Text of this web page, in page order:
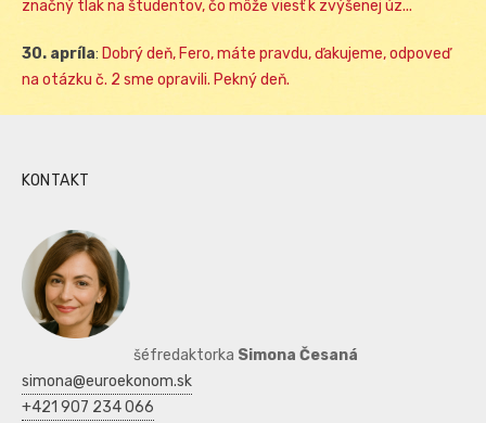
značný tlak na študentov, čo môže viesť k zvýšenej úz...
30. apríla: Dobrý deň, Fero, máte pravdu, ďakujeme, odpoveď
na otázku č. 2 sme opravili. Pekný deň.
KONTAKT
šéfredaktorka Simona Česaná
simona@euroekonom.sk
+421 907 234 066